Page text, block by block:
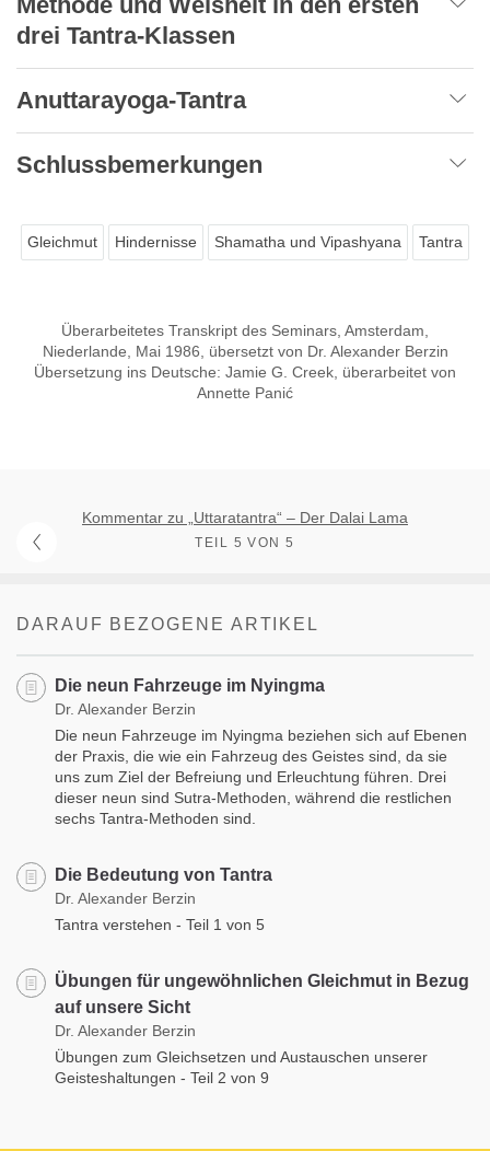
drei Tantra-Klassen
Anuttarayoga-Tantra
Schlussbemerkungen
Gleichmut Hindernisse Shamatha und Vipashyana Tantra
Überarbeitetes Transkript des Seminars, Amsterdam,
Niederlande, Mai 1986, übersetzt von Dr. Alexander Berzin
Übersetzung ins Deutsche: Jamie G. Creek, überarbeitet von
Annette Panić
Kommentar zu „Uttaratantra“ – Der Dalai Lama
TEIL 5 VON 5
DARAUF BEZOGENE ARTIKEL
Die neun Fahrzeuge im Nyingma
Dr. Alexander Berzin
Die neun Fahrzeuge im Nyingma beziehen sich auf Ebenen
der Praxis, die wie ein Fahrzeug des Geistes sind, da sie
uns zum Ziel der Befreiung und Erleuchtung führen. Drei
dieser neun sind Sutra-Methoden, während die restlichen
sechs Tantra-Methoden sind.
Die Bedeutung von Tantra
Dr. Alexander Berzin
Tantra verstehen - Teil 1 von 5
Übungen für ungewöhnlichen Gleichmut in Bezug
auf unsere Sicht
Dr. Alexander Berzin
Übungen zum Gleichsetzen und Austauschen unserer
Geisteshaltungen - Teil 2 von 9